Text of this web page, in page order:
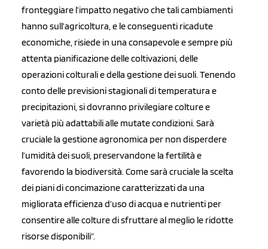
fronteggiare l’impatto negativo che tali cambiamenti
hanno sull’agricoltura, e le conseguenti ricadute
economiche, risiede in una consapevole e sempre più
attenta pianificazione delle coltivazioni, delle
operazioni colturali e della gestione dei suoli. Tenendo
conto delle previsioni stagionali di temperatura e
precipitazioni, si dovranno privilegiare colture e
varietà più adattabili alle mutate condizioni. Sarà
cruciale la gestione agronomica per non disperdere
l’umidità dei suoli, preservandone la fertilità e
favorendo la biodiversità. Come sarà cruciale la scelta
dei piani di concimazione caratterizzati da una
migliorata efficienza d’uso di acqua e nutrienti per
consentire alle colture di sfruttare al meglio le ridotte
risorse disponibili”.